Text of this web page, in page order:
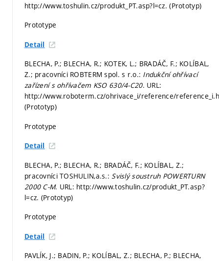
http://www.toshulin.cz/produkt_PT.asp?l=cz. (Prototyp)
Prototype
Detail
BLECHA, P.; BLECHA, R.; KOTEK, L.; BRADÁČ, F.; KOLÍBAL,
Z.; pracovníci ROBTERM spol. s r.o.: Indukční ohřívací
zařízení s ohřívačem KSO 630/4-C20. URL:
http://www.roboterm.cz/ohrivace_i/reference/
(Prototyp)
Prototype
Detail
BLECHA, P.; BLECHA, R.; BRADÁČ, F.; KOLÍBAL, Z.;
pracovníci TOSHULIN,a.s.: Svislý soustruh POWERTURN
2000 C-M. URL: http://www.toshulin.cz/produkt_PT.asp?
l=cz. (Prototyp)
Prototype
Detail
PAVLÍK, J.; BADIN, P.; KOLÍBAL, Z.; BLECHA, P.; BLECHA,